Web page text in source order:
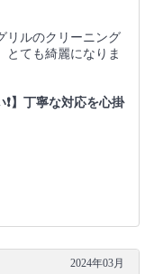
リルのクリーニング
とても綺麗になりま
❗️】丁寧な対応を心掛
2024年03月